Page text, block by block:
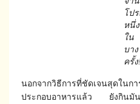
โป
หนึ่ง
ใน
บาง
ครั้ง!
นอกจากวิธีการที่ชัดเจนสุดใ
ประกอบอาหารแล้ว ยังกินมัน